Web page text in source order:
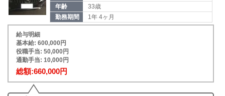
年齢
33歳
勤務期間
1年 4ヶ月
給与明細
基本給: 600,000円
役職手当: 50,000円
通勤手当: 10,000円
総額:660,000円